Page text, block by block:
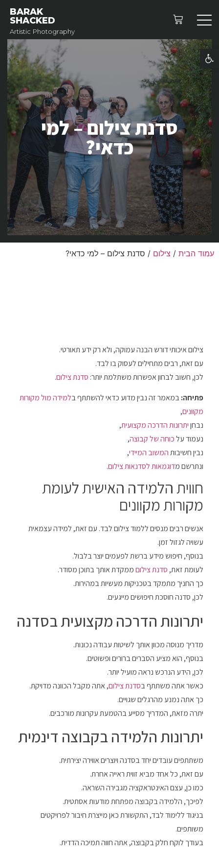
BARAK
SHACKED
Artistic Photography
סדנת צילום – למי
כדאי?
עמוד הבית / צילום / סדנת צילום – למי כדאי?
צילום איכותי דורש הבנה עמוקה, ולא רק ידע תאורטי.
עם זאת, רבים מתחילים לעסוק בו לבד.
לכן, חשוב לבחון אפשרות משתלמת יותר: סדנת צילום.
פתיחה:במאמר זה נבין מדוע כדאי להשתתף בלמידה מול מקורות
מקוונים,
נבחןיתרונות הדרכה מקצועית,
נעמוד עלכוחה של קבוצה,
נבין חשיבותהמשוב המיידי,
ונתרשם מדוגמאות לסדנאות צילום.
חווית הלמידה האישית לעומת
מקורות מקוונים
אנשים רבים מנסים ללמוד צילום לבד. עם זאת, למידה עצמאית
עשויה לגזול זמן.
בנוסף, חיפוש מידע ברשת לפעמים יוצר בלבול.
לעומת זאת, סדנת צילוםממקדת אותך בתוכן מסודר.
כך החניך מתמקד בטכניקות מעשיות במהירות.
לכן, סדנה חוסכת חיפושים מייגעים.
יתרונות הדרכה מקצועית בסדנה
מדריך מנוסה מכוון אותך לשיטות עבודה נכונות.
בנוסף, הוא מציע הסברים ברורים ופשוטים.
לכן, הידע הנרכש נראה מועיל יותר.
כאשר אתה משתתף בסדנת צילום, אתה מקבל הכוונה מדויקת.
כך אתה נמנע מהרגלים שגויים.
יתרה מזאת, המדריך מסייע בהטמעת עקרונות מורכבים.
יתרונות הלמידה בקבוצה דינמית
משתתפים עובדים יחד בסדנה ויוצרים אווירה יצירתית.
עם זאת, כל אחד מביא זווית ראייה אחרת.
כמו כן, עצם האינטראקציה מגבירה השראה.
לפיכך, הלמידה בקבוצה מפתחת מודעות אסתטית.
בניגוד ללימוד לבד, התקשורת כאן מייצרת חיבור לפרויקטים
משותפים.
בעודך לוקח חלק בקבוצה, אתה חווה תמיכה הדדית.
פתח סרגל נגישות